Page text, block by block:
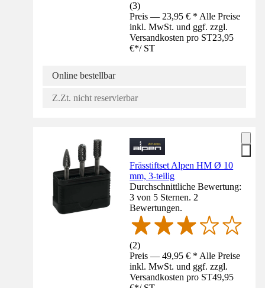
(3)
Preis — 23,95 € * Alle Preise
inkl. MwSt. und ggf. zzgl.
Versandkosten pro ST23,95
€*/ ST
Online bestellbar
Z.Zt. nicht reservierbar
Frässtiftset Alpen HM Ø 10
mm, 3-teilig
Durchschnittliche Bewertung:
3 von 5 Sternen. 2
Bewertungen.
(2)
Preis — 49,95 € * Alle Preise
inkl. MwSt. und ggf. zzgl.
Versandkosten pro ST49,95